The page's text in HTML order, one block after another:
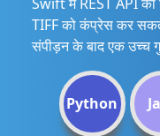
TIFF को कंप्रेस कर
संपीड़न के बाद एक उच्च
Python